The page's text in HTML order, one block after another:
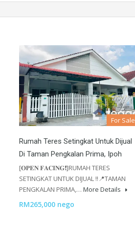
For Sale
Rumah Teres Setingkat Untuk Dijual
Di Taman Pengkalan Prima, Ipoh
[𝐎𝐏𝐄𝐍 𝐅𝐀𝐂𝐈𝐍𝐆❗️]RUMAH TERES
SETINGKAT UNTUK DIJUAL ‼️📍TAMAN
PENGKALAN PRIMA,… More Details
RM265,000 nego